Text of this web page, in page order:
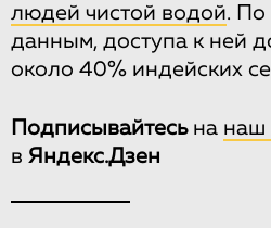
людей чистой водой. По
данным, доступа к ней
около 40% индейских
Подписывайтесьна наш
в Яндекс.Дзен